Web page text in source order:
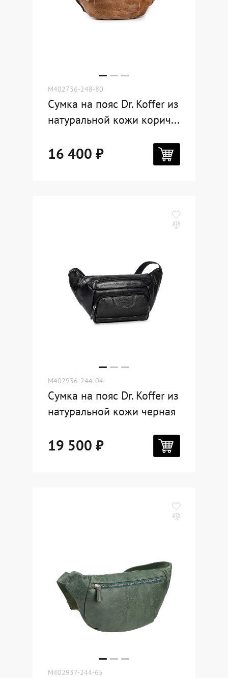
M402736-248-80
Сумка на пояс Dr. Koffer из
натуральной кожи корич...
16 400 ₽
M402936-244-04
Сумка на пояс Dr. Koffer из
натуральной кожи черная
19 500 ₽
M402937-244-65